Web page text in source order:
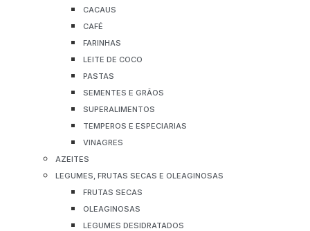
CACAUS
CAFÉ
FARINHAS
LEITE DE COCO
PASTAS
SEMENTES E GRÃOS
SUPERALIMENTOS
TEMPEROS E ESPECIARIAS
VINAGRES
AZEITES
LEGUMES, FRUTAS SECAS E OLEAGINOSAS
FRUTAS SECAS
OLEAGINOSAS
LEGUMES DESIDRATADOS